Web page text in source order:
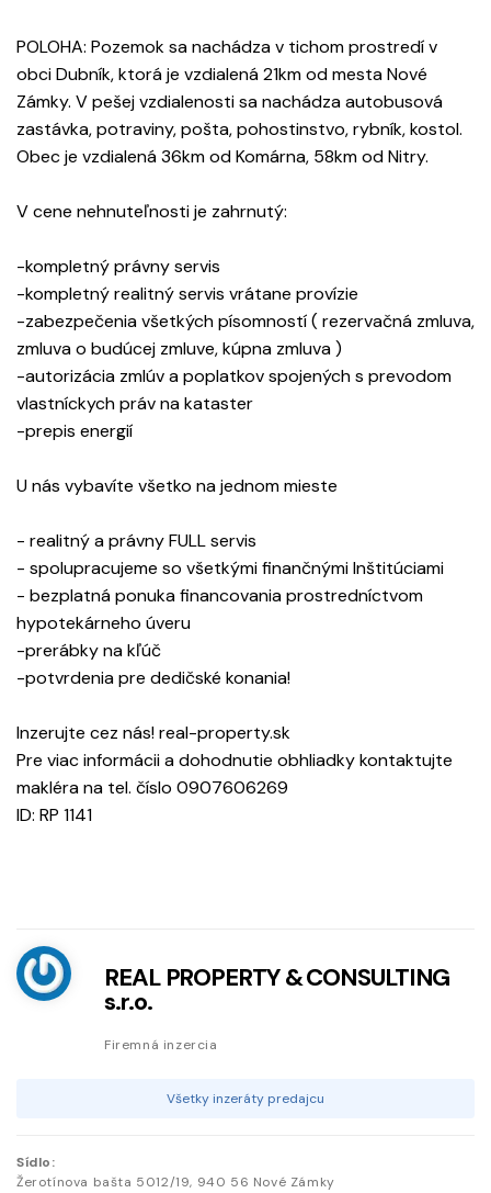
POLOHA: Pozemok sa nachádza v tichom prostredí v
obci Dubník, ktorá je vzdialená 21km od mesta Nové
Zámky. V pešej vzdialenosti sa nachádza autobusová
zastávka, potraviny, pošta, pohostinstvo, rybník, kostol.
Obec je vzdialená 36km od Komárna, 58km od Nitry.
V cene nehnuteľnosti je zahrnutý:
-kompletný právny servis
-kompletný realitný servis vrátane provízie
-zabezpečenia všetkých písomností ( rezervačná zmluva,
zmluva o budúcej zmluve, kúpna zmluva )
-autorizácia zmlúv a poplatkov spojených s prevodom
vlastníckych práv na kataster
-prepis energií
U nás vybavíte všetko na jednom mieste
- realitný a právny FULL servis
- spolupracujeme so všetkými finančnými Inštitúciami
- bezplatná ponuka financovania prostredníctvom
hypotekárneho úveru
-prerábky na kľúč
-potvrdenia pre dedičské konania!
Inzerujte cez nás! real-property.sk
Pre viac informácii a dohodnutie obhliadky kontaktujte
makléra na tel. číslo 0907606269
ID: RP 1141
REAL PROPERTY & CONSULTING
s.r.o.
Firemná inzercia
Všetky inzeráty predajcu
Sídlo:
Žerotínova bašta 5012/19, 940 56 Nové Zámky